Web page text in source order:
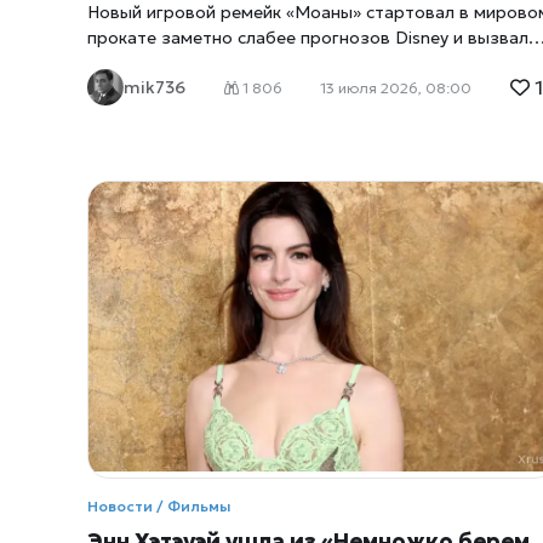
реальность исчезла. Обычный дом, а вокруг -
динозавры Главные герои фильма
Новый игровой ремейк «Моаны» стартовал в
прокате заметно слабее прогнозов Disney и вызвал
одни называют фильм зрелищным приключением,
споры, сетует xrust. На зарубежных площадках
зрители обсуждают качество CGI, музыкальные
номера и то, насколько бережно авторы обошлись с
оригинальной историей. Одни называют фильм
зрелищным семейным приключением, другие уверены,
что ремейк не предлагает ничего нового и лишь
повторяет анимационную классику Disney. Подобная
реакция стала типичной для игровых ремейков
последних лет. Публика сравнивает такие проекты с
оригиналом буквально по каждому эпизоду, и
обсуждение часто сводится не к достоинствам
фильма, а к поиску отличий и недостатков. Голливуд
всё чаще сталкивается с усталостью от франшиз —
mik736 1 806 13 июля 2026, 08:00
Новости / Фильмы